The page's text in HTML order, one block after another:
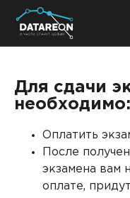
Решения
Для сдачи
необходимо:
Оплатить
После
экзамена вам
оплате,